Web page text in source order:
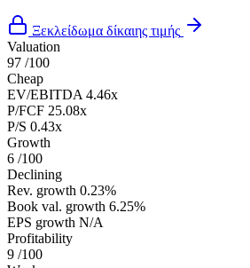
Ξεκλείδωμα δίκαιης τιμής
Valuation
97 /100
Cheap
EV/EBITDA 4.46x
P/FCF 25.08x
P/S 0.43x
Growth
6 /100
Declining
Rev. growth 0.23%
Book val. growth 6.25%
EPS growth N/A
Profitability
9 /100